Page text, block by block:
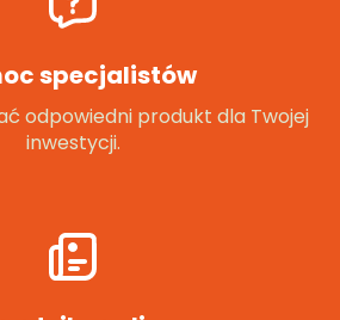
specjalistów
odpowiedni produkt dla Twojej
inwestycji.